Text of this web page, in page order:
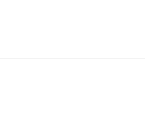
长期的伪装使得